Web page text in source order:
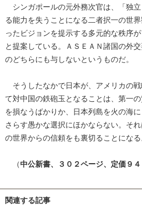
シンガポールの元外務次官は、「独
る能力を失うことになる二者択一の世
ったビジョンを提示する多元的な秩序が
と提案している。ＡＳＥＡＮ諸国の外
のどちらにも与しないというものだ。
そうしたなかで日本が、アメリカの
て対中国の鉄砲玉となることは、第一
を損なうばかりか、日本列島を火の海
さらす愚かな選択にほかならない。そ
の世界からの信頼をも裏切ることになる
（中公新書、３０２ページ、定価９
関連する記事